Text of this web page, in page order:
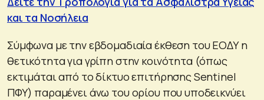
και τα Νοσήλεια
Σύμφωνα με την εβδομαδιαία έκθεση του ΕΟΔΥ η
θετικότητα για γρίπη στην κοινότητα (όπως
εκτιμάται από το δίκτυο επιτήρησης Sentinel
ΠΦΥ) παραμένει άνω του ορίου που υποδεικνύει